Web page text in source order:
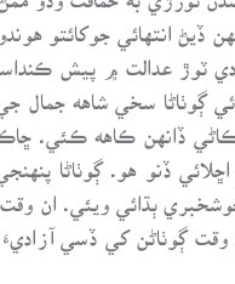
انتهائي جوکائتو
ٽوڙ عدالت ۾ پيش
ڳوٺاڻا سخي شاهه جمال
ڏانهن ڪاهه ڪئي.
کنيو ۽ 80 ڏينهن کان پوءِ سندس لاش
ٻڌائي ويئي. ان
ڳوٺاڻن کي ڏسي آزاديءَ